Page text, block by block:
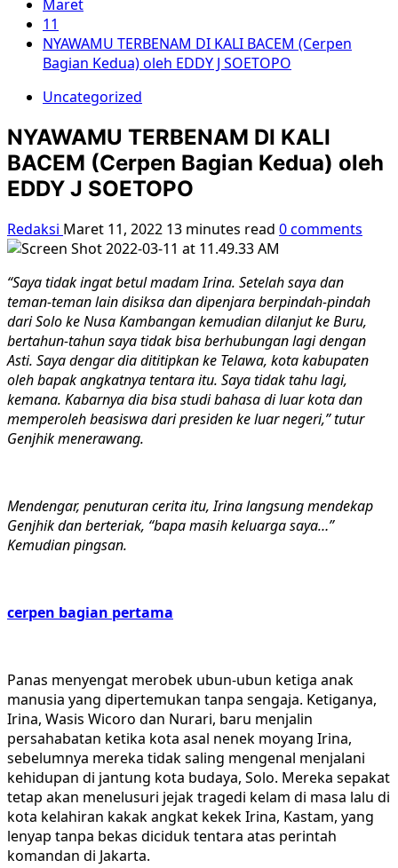
Maret
11
NYAWAMU TERBENAM DI KALI BACEM (Cerpen
Bagian Kedua) oleh EDDY J SOETOPO
Uncategorized
NYAWAMU TERBENAM DI KALI
BACEM (Cerpen Bagian Kedua) oleh
EDDY J SOETOPO
Redaksi Maret 11, 2022 13 minutes read 0 comments
“Saya tidak ingat betul madam Irina. Setelah saya dan
teman-teman lain disiksa dan dipenjara berpindah-pindah
dari Solo ke Nusa Kambangan kemudian dilanjut ke Buru,
bertahun-tahun saya tidak bisa berhubungan lagi dengan
Asti. Saya dengar dia dititipkan ke Telawa, kota kabupaten
oleh bapak angkatnya tentara itu. Saya tidak tahu lagi,
kemana. Kabarnya dia bisa studi bahasa di luar kota dan
memperoleh beasiswa dari presiden ke luar negeri,” tutur
Genjhik menerawang.
Mendengar, penuturan cerita itu, Irina langsung mendekap
Genjhik dan berteriak, “bapa masih keluarga saya…”
Kemudian pingsan.
cerpen bagian pertama
Panas menyengat merobek ubun-ubun ketiga anak
manusia yang dipertemukan tanpa sengaja. Ketiganya,
Irina, Wasis Wicoro dan Nurari, baru menjalin
persahabatan ketika kota asal nenek moyang Irina,
sebelumnya mereka tidak saling mengenal menjalani
kehidupan di jantung kota budaya, Solo. Mereka sepakat
tetap akan menelusuri jejak tragedi kelam di masa lalu di
kota kelahiran kakak angkat kekek Irina, Kastam, yang
lenyap tanpa bekas diciduk tentara atas perintah
komandan di Jakarta.